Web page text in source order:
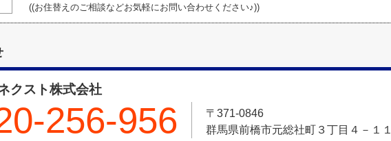
((お住替えのご相談などお気軽にお問い合わせください♪))
クスト株式会社
256-956
〒371-0846
群馬県前橋市元総社町３丁目４－１１